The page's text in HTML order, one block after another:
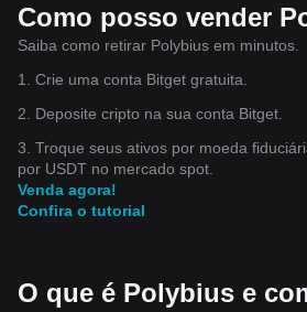
Como posso vender
Saiba como retirar Polybius em minutos.
1. Crie uma conta Bitget gratuita.
2. Deposite cripto na sua conta Bitget.
3. Troque seus ativos por moeda
por USDT no mercado spot.
Venda agora!
Confira o tutorial
O que é Polybius e